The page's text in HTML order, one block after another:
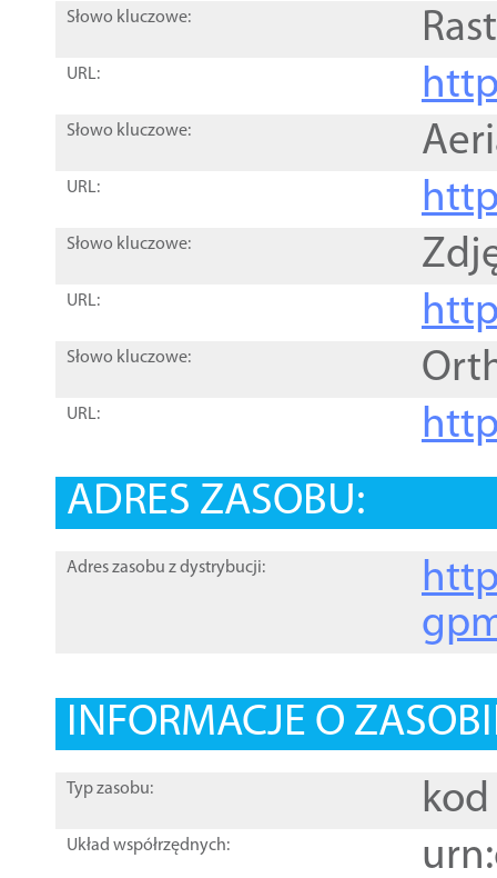
Słowo kluczowe:
URL:
Słowo kluczowe:
URL:
Słowo kluczowe:
URL:
Słowo kluczowe:
URL:
ADRES ZASOBU:
Adres zasobu z dystrybucji:
INFORMACJE O
Typ zasobu: kod
Układ współrzędnych: